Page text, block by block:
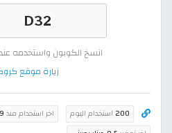
انسخ الكوبون واستخدمه
زيارة موقع
200 استخدام اليوم اخر استخدام منذ 9 ساعة